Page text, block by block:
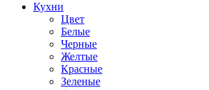
Кухни
Цвет
Белые
Черные
Желтые
Красные
Зеленые